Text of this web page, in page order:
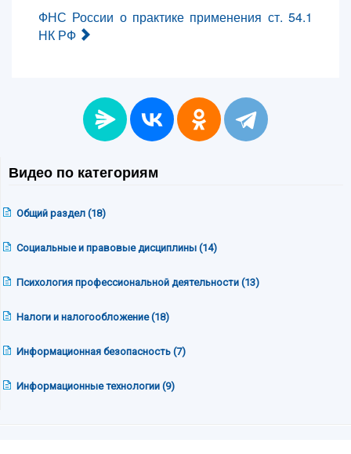
ФНС России о практике применения ст. 54.1
НК РФ
Видео по категориям
Общий раздел (18)
Социальные и правовые дисциплины (14)
Психология профессиональной деятельности (13)
Налоги и налогообложение (18)
Информационная безопасность (7)
Информационные технологии (9)